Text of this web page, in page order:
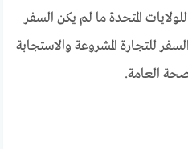
المتحدة ما لم يكن السفر
للتجارة المشروعة والاستجابة
العامة.